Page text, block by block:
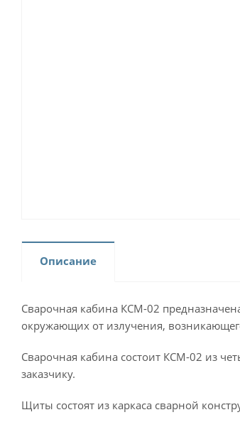
Описание
Сварочная кабина КСМ-02
окружающих от излучения,
Сварочная кабина состоит КСМ-02 из
заказчику.
Щиты состоят из каркаса сварной